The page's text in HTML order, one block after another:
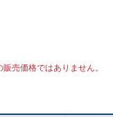
売価格ではありません。